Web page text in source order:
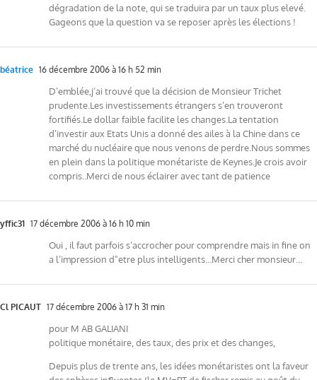
dégradation de la note, qui se traduira par un taux plus elevé.
Gageons que la question va se reposer après les élections !
béatrice 16 décembre 2006 à 16 h 52 min
D’emblée,j’ai trouvé que la décision de Monsieur Trichet
prudente.Les investissements étrangers s’en trouveront
fortifiés.Le dollar faible facilite les changes.La tentation
d’investir aux Etats Unis a donné des ailes à la Chine dans ce
marché du nucléaire que nous venons de perdre.Nous sommes
en plein dans la politique monétariste de Keynes.Je crois avoir
compris..Merci de nous éclairer avec tant de patience
yffic31 17 décembre 2006 à 16 h 10 min
Oui , il faut parfois s’accrocher pour comprendre mais in fine on
a l’impression d"etre plus intelligents…Merci cher monsieur…
Cl PICAUT 17 décembre 2006 à 17 h 31 min
pour M AB GALIANI
politique monétaire, des taux, des prix et des changes,
Depuis plus de trente ans, les idées monétaristes ont la faveur